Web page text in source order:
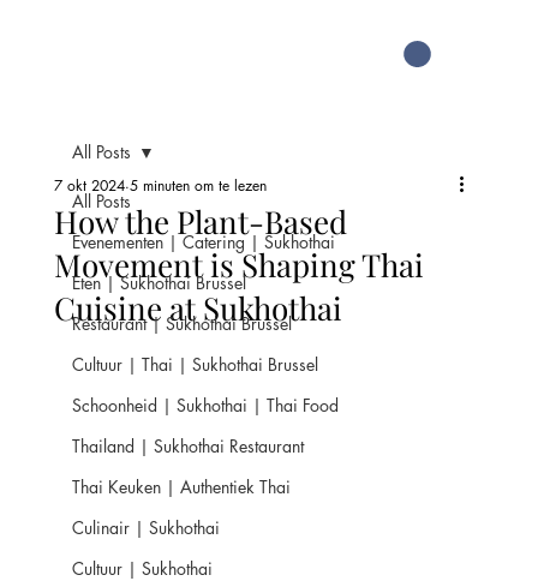
All Posts
Evenementen | Catering | Sukhothai
Eten | Sukhothai Brussel
Restaurant | Sukhothai Brussel
Cultuur | Thai | Sukhothai Brussel
Schoonheid | Sukhothai | Thai Food
Thailand | Sukhothai Restaurant
Thai Keuken | Authentiek Thai
Culinair | Sukhothai
Cultuur | Sukhothai
All Posts
How the Plant-Based
Movement is Shaping Thai
Cuisine at Sukhothai
7 okt 2024 5 minuten om te lezen